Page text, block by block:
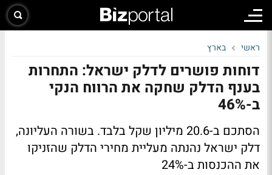
ראשי בארץ
דוחות פושרים לדלק ישראל: התחרות
בענף הדלק שחקה את הרווח הנקי
ב-46%
הסתכם ב-20.6 מיליון שקל בלבד. בשורה העליונה,
דלק ישראל נהנתה מעליית מחירי הדלק שהזניקו
את ההכנסות ב-24%